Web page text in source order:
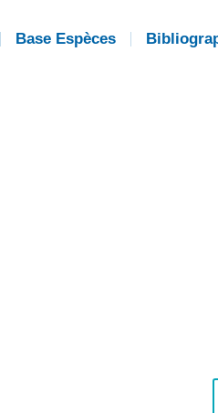
Base Espèces